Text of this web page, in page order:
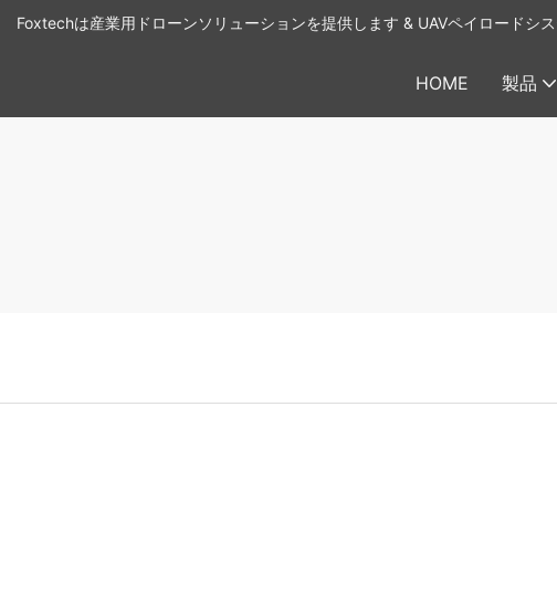
Foxtechは産業用ドローンソリューションを提供します & UAVペイロードシス
HOME 製品